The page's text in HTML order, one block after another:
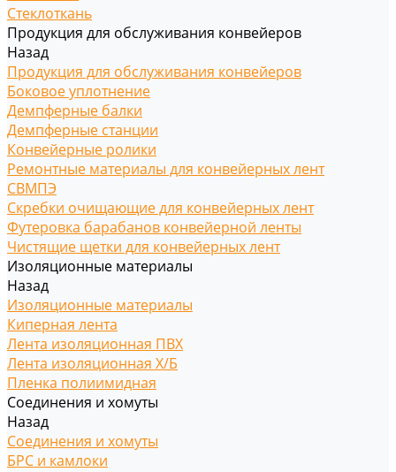
Стеклоткань
Продукция для обслуживания конвейеров
Назад
Продукция для обслуживания конвейеров
Боковое уплотнение
Демпферные балки
Демпферные станции
Конвейерные ролики
Ремонтные материалы для конвейерных лент
СВМПЭ
Скребки очищающие для конвейерных лент
Футеровка барабанов конвейерной ленты
Чистящие щетки для конвейерных лент
Изоляционные материалы
Назад
Изоляционные материалы
Киперная лента
Лента изоляционная ПВХ
Лента изоляционная Х/Б
Пленка полиимидная
Соединения и хомуты
Назад
Соединения и хомуты
БРС и камлоки